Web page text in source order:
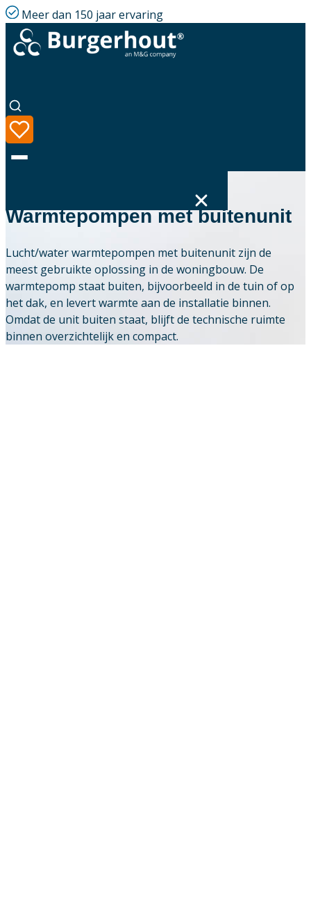
Meer dan 150 jaar ervaring
Assortiment
Oplossingen
Downloads
Warmtepompen met buitenunit
Lucht/water warmtepompen met buitenunit zijn de
meest gebruikte oplossing in de woningbouw. De
warmtepomp staat buiten, bijvoorbeeld in de tuin of op
het dak, en levert warmte aan de installatie binnen.
Omdat de unit buiten staat, blijft de technische ruimte
binnen overzichtelijk en compact.